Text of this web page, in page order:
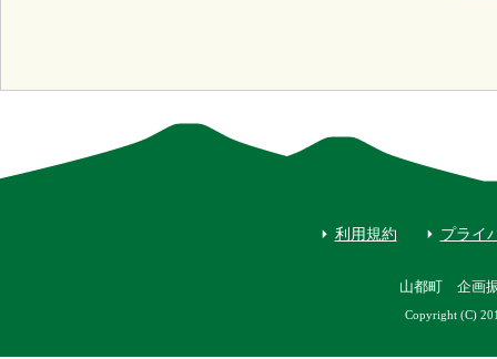
利用規約 プライ
山都町 企画
Copyright (C)